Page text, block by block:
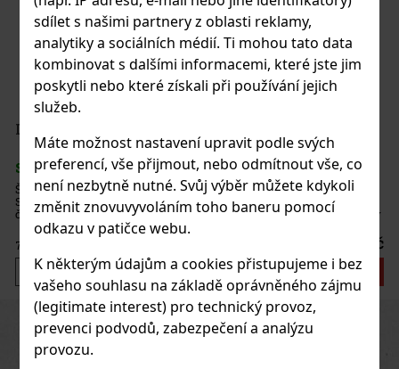
sdílet s našimi partnery z oblasti reklamy,
analytiky a sociálních médií. Ti mohou tato data
kombinovat s dalšími informacemi, které jste jim
poskytli nebo které získali při používání jejich
služeb.
Máte možnost nastavení upravit podle svých
preferencí, vše přijmout, nebo odmítnout vše, co
není nezbytně nutné. Svůj výběr můžete kdykoli
změnit znovuvyvoláním toho baneru pomocí
odkazu v patičce webu.
K některým údajům a cookies přistupujeme i bez
vašeho souhlasu na základě oprávněného zájmu
(legitimate interest) pro technický provoz,
prevenci podvodů, zabezpečení a analýzu
provozu.
20
-
sobě obsahuje
Směs použitá v
j
850 Kč
Do košíku
Novinka PreviousNext